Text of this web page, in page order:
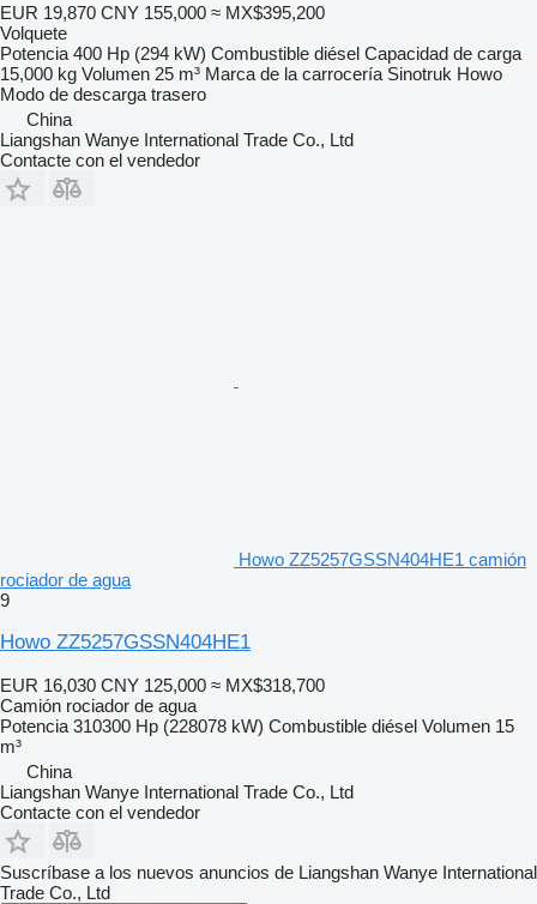
EUR 19,870 CNY 155,000 ≈ MX$395,200
Volquete
Potencia 400 Hp (294 kW) Combustible diésel Capacidad de carga
15,000 kg Volumen 25 m³ Marca de la carrocería Sinotruk Howo
Modo de descarga trasero
China
Liangshan Wanye International Trade Co., Ltd
Contacte con el vendedor
Howo ZZ5257GSSN404HE1 camión
rociador de agua
9
Howo ZZ5257GSSN404HE1
EUR 16,030 CNY 125,000 ≈ MX$318,700
Camión rociador de agua
Potencia 310300 Hp (228078 kW) Combustible diésel Volumen 15
m³
China
Liangshan Wanye International Trade Co., Ltd
Contacte con el vendedor
Suscríbase a los nuevos anuncios de Liangshan Wanye International
Trade Co., Ltd